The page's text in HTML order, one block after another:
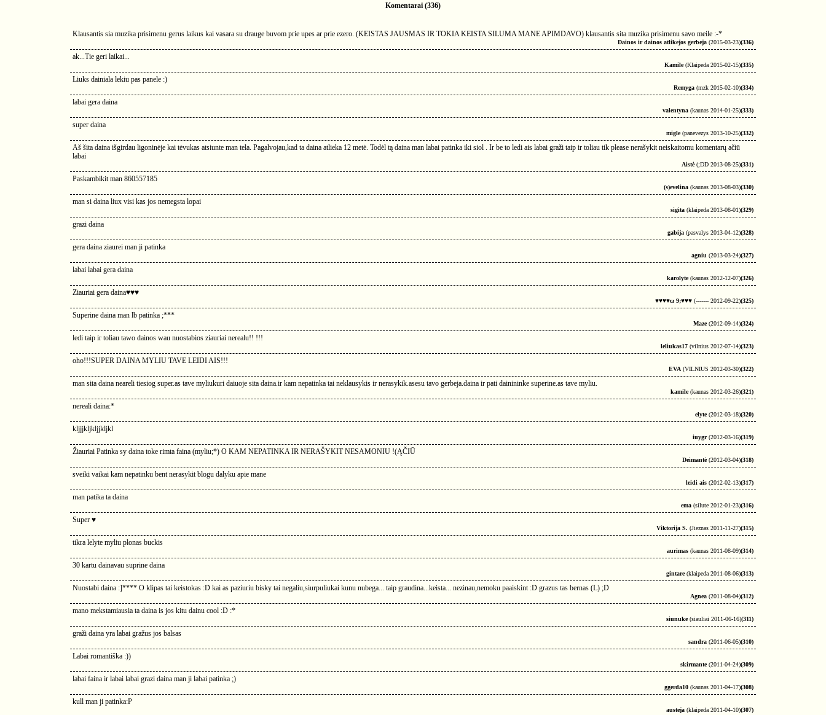
Komentarai (336)
Klausantis sia muzika prisimenu gerus laikus kai vasara su drauge buvom prie upes ar prie ezero. (KEISTAS JAUSMAS IR TOKIA KEISTA SILUMA MANE APIMDAVO) klausantis sita muzika prisimenu savo meile :-*
Dainos ir dainos atlikejos gerbeja (2015-03-23)(336)
ak...Tie geri laikai...
Kamile(Klaipeda 2015-02-15)(335)
Liuks dainiala lekiu pas panele :)
Remyga (mzk 2015-02-10)(334)
labai gera daina
valentyna (kaunas 2014-01-25)(333)
super daina
migle(panevezys 2013-10-25)(332)
Aš šita daina išgirdau ligoninėje kai tėvukas atsiunte man tela. Pagalvojau,kad ta daina atlieka 12 metė. Todėl tą daina man labai patinka iki siol . Ir be to ledi ais labai graži taip ir toliau tik please nerašykit neiskaitomu komentarų ačiū
labai
Aistė(;DD 2013-08-25)(331)
Paskambikit man 860557185
(s)evelina (kaunas 2013-08-03)(330)
man si daina liux visi kas jos nemegsta lopai
sigita (klaipeda 2013-08-01)(329)
grazi daina
gabija (pasvalys 2013-04-12)(328)
gera daina ziaurei man ji patinka
agniu (2013-03-24)(327)
labai labai gera daina
karolyte(kaunas 2012-12-07)(326)
Ziauriai gera daina♥♥♥
♥♥♥♥ϖ 9;♥♥♥ (------- 2012-09-22)(325)
Superine daina man lb patinka ;***
Maze(2012-09-14)(324)
ledi taip ir toliau tawo dainos wau nuostabios ziauriai nerealu!! !!!
leliukas17 (vilnius 2012-07-14)(323)
oho!!!SUPER DAINA MYLIU TAVE LEIDI AIS!!!
EVA (VILNIUS 2012-03-30)(322)
man sita daina neareli tiesiog super.as tave myliukuri daiuoje sita daina.ir kam nepatinka tai neklausykis ir nerasykik.asesu tavo gerbeja.daina ir pati dainininke superine.as tave myliu.
kamile(kaunas 2012-03-26)(321)
nereali daina:*
elyte(2012-03-18)(320)
kljjjkljkljjkljkl
iuygr(2012-03-16)(319)
Žiauriai Patinka sy daina toke rimta faina (myliu;*) O KAM NEPATINKA IR NERAŠYKIT NESAMONIU !(ĄČIŪ
Deimantė(2012-03-04)(318)
sveiki vaikai kam nepatinku bent nerasykit blogu dalyku apie mane
leidi ais (2012-02-13)(317)
man patika ta daina
ema (silute 2012-01-23)(316)
Super ♥
Viktorija S. (Jieznas 2011-11-27)(315)
tikra lelyte myliu plonas buckis
aurimas (kaunas 2011-08-09)(314)
30 kartu dainavau suprine daina
gintare(klaipeda 2011-08-06)(313)
Nuostabi daina :]**** O klipas tai keistokas :D kai as paziuriu bisky tai negaliu,siurpuliukai kunu nubega... taip graudina...keista... nezinau,nemoku paaiskint :D grazus tas bernas (L) ;D
Agnea (2011-08-04)(312)
mano mekstamiausia ta daina is jos kitu dainu cool :D :*
siunuke(siauliai 2011-06-16)(311)
graži daina yra labai gražus jos balsas
sandra (2011-06-05)(310)
Labai romantiška :))
skirmante(2011-04-24)(309)
labai faina ir labai labai grazi daina man ji labai patinka ;)
ggerda10 (kaunas 2011-04-17)(308)
kull man ji patinka:P
austeja (klaipeda 2011-04-10)(307)